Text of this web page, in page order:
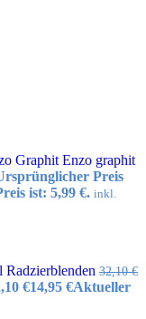
Enzo graphit
Preis
ist: 5,99 €. inkl.
32,10€
€14,95 €Aktueller